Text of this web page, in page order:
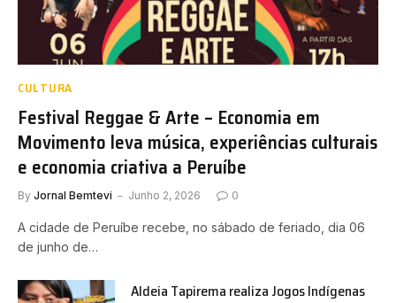
CULTURA
Festival Reggae & Arte – Economia em
Movimento leva música, experiências culturais
e economia criativa a Peruíbe
By Jornal Bemtevi Junho 2, 2026 0
A cidade de Peruíbe recebe, no sábado de feriado, dia 06
de junho de…
Aldeia Tapirema realiza Jogos Indígenas